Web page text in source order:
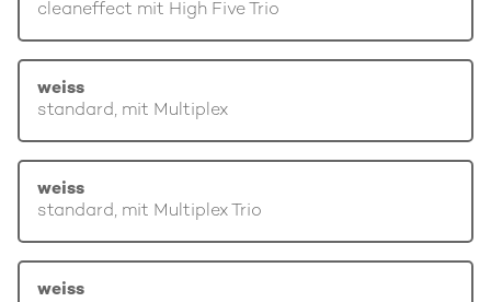
cleaneffect mit High Five Trio
weiss
standard, mit Multiplex
weiss
standard, mit Multiplex Trio
weiss